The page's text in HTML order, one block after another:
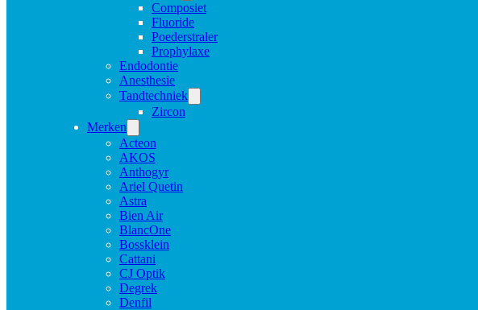
Composiet
Fluoride
Poederstraler
Prophylaxe
Endodontie
Anesthesie
Tandtechniek
Zircon
Merken
Acteon
AKOS
Anthogyr
Ariel Quetin
Astra
Bien Air
BlancOne
Bossklein
Cattani
CJ Optik
Degrek
Denfil